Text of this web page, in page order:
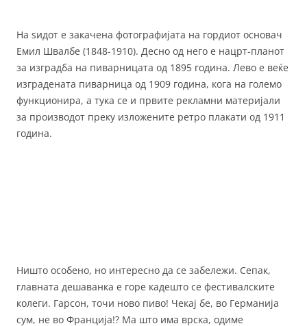
На ѕидот е закачена фотографијата на гордиот основач
Емил Швалбе (1848-1910). Десно од него е нацрт-планот
за изградба на пиварницата од 1895 година. Лево е веќе
изградената пиварница од 1909 година, кога на големо
функционира, а тука се и првите рекламни материјали
за производот преку изложените ретро плакати од 1911
година.
Ништо особено, но интересно да се забележи. Сепак,
главната дешаванка е горе кадешто се фестивалските
колеги. Гарсон, точи ново пиво! Чекај бе, во Германија
сум, не во Франција!? Ма што има врска, одиме